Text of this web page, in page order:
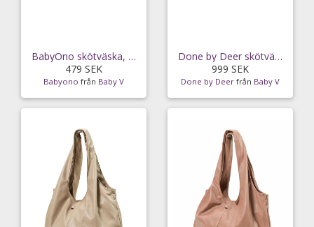
BabyOno skötväska, svart/grå
479 SEK
Babyono från Baby V
Done by Deer skötväska ryggsäck, dark green
999 SEK
Done by Deer från Baby V